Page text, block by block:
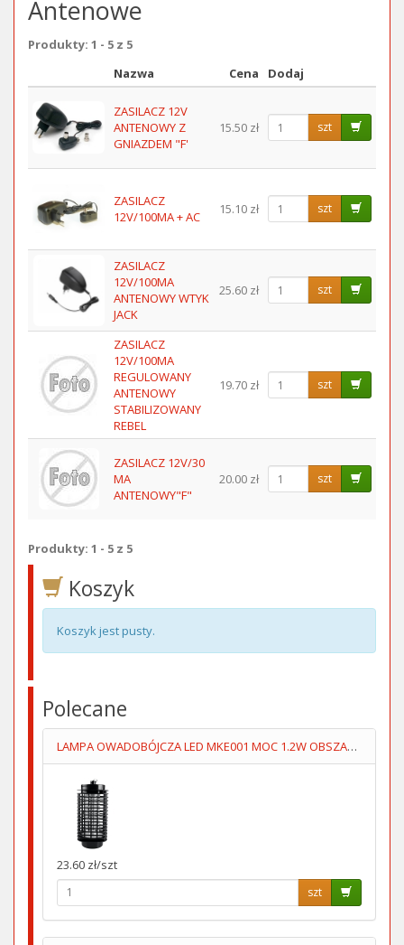
Antenowe
Produkty: 1 - 5 z 5
Obraz
Nazwa Cena Dodaj
ZASILACZ 12V
ANTENOWY Z
GNIAZDEM "F'
15.50 zł szt
ZASILACZ
12V/100MA + AC
15.10 zł szt
ZASILACZ
12V/100MA
ANTENOWY WTYK
JACK
25.60 zł szt
ZASILACZ
12V/100MA
REGULOWANY
ANTENOWY
STABILIZOWANY
REBEL
19.70 zł szt
ZASILACZ 12V/30
MA
ANTENOWY"F"
20.00 zł szt
Produkty: 1 - 5 z 5
Koszyk
Koszyk jest pusty.
Polecane
LAMPA OWADOBÓJCZA LED MKE001 MOC 1.2W OBSZAR 30m2
23.60 zł/szt
szt